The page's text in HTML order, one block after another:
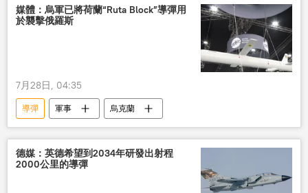
媒體：烏軍已將荷蘭“Ruta Block”導彈用
於襲擊俄羅斯
7月28日, 04:35
導彈 軍事 烏克蘭
德媒：英德希望到2034年研發出射程
2000公里的導彈